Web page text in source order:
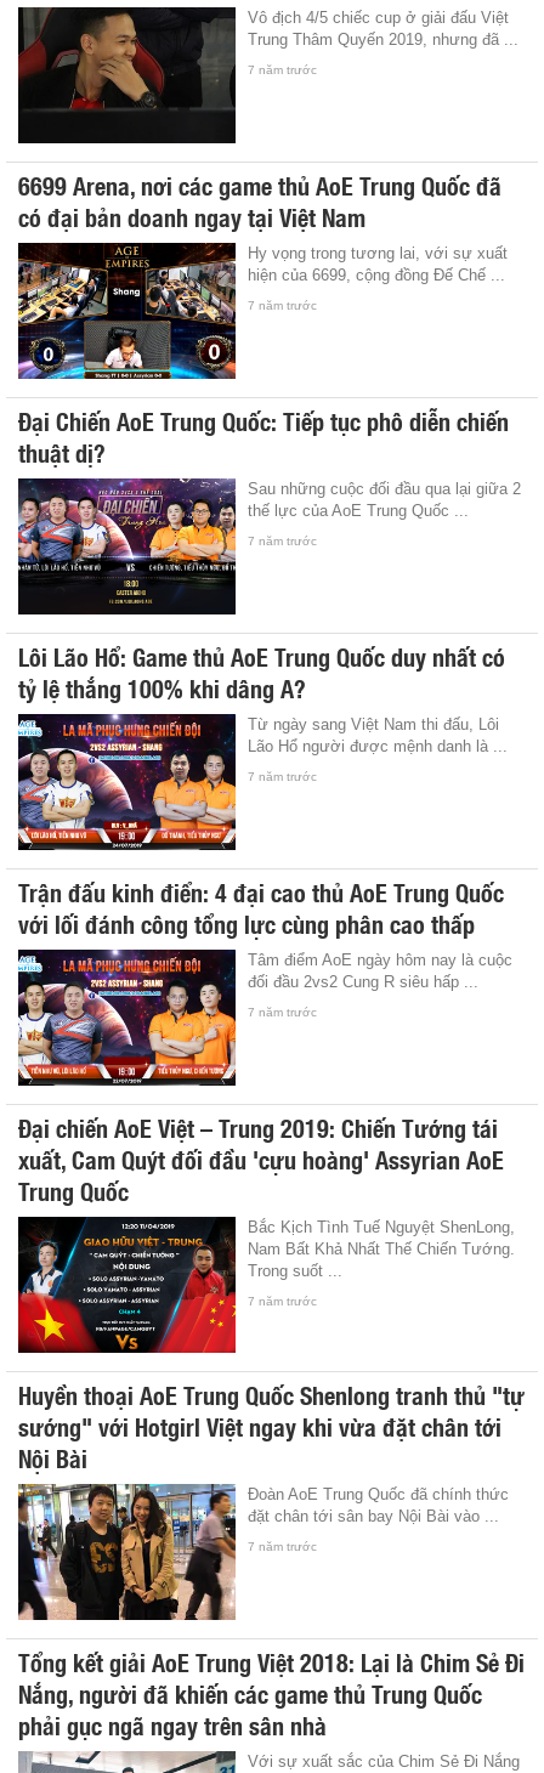
Vô địch 4/5 chiếc cup ở giải đấu Việt
Trung Thâm Quyến 2019, nhưng đã ...
7 năm trước
6699 Arena, nơi các game thủ AoE Trung Quốc đã
có đại bản doanh ngay tại Việt Nam
Hy vọng trong tương lai, với sự xuất
hiện của 6699, cộng đồng Đế Chế ...
7 năm trước
Đại Chiến AoE Trung Quốc: Tiếp tục phô diễn chiến
thuật dị?
Sau những cuộc đối đầu qua lại giữa 2
thế lực của AoE Trung Quốc ...
7 năm trước
Lôi Lão Hổ: Game thủ AoE Trung Quốc duy nhất có
tỷ lệ thắng 100% khi dâng A?
Từ ngày sang Việt Nam thi đấu, Lôi
Lão Hổ người được mệnh danh là ...
7 năm trước
Trận đấu kinh điển: 4 đại cao thủ AoE Trung Quốc
với lối đánh công tổng lực cùng phân cao thấp
Tâm điểm AoE ngày hôm nay là cuộc
đối đầu 2vs2 Cung R siêu hấp ...
7 năm trước
Đại chiến AoE Việt – Trung 2019: Chiến Tướng tái
xuất, Cam Quýt đối đầu 'cựu hoàng' Assyrian AoE
Trung Quốc
Bắc Kịch Tình Tuế Nguyệt ShenLong,
Nam Bất Khả Nhất Thế Chiến Tướng.
Trong suốt ...
7 năm trước
Huyền thoại AoE Trung Quốc Shenlong tranh thủ "tự
sướng" với Hotgirl Việt ngay khi vừa đặt chân tới
Nội Bài
Đoàn AoE Trung Quốc đã chính thức
đặt chân tới sân bay Nội Bài vào ...
7 năm trước
Tổng kết giải AoE Trung Việt 2018: Lại là Chim Sẻ Đi
Nắng, người đã khiến các game thủ Trung Quốc
phải gục ngã ngay trên sân nhà
Với sự xuất sắc của Chim Sẻ Đi Nắng